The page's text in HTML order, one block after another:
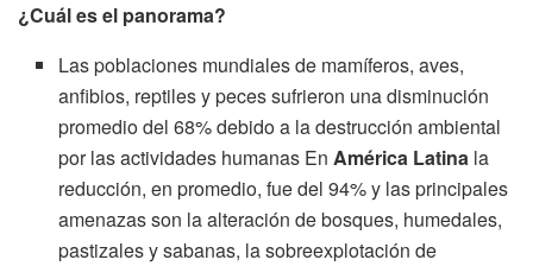
¿Cuál es el panorama?
Las poblaciones mundiales de mamíferos, aves,
anfibios, reptiles y peces sufrieron una disminución
promedio del 68% debido a la destrucción ambiental
por las actividades humanas EnAmérica Latina la
reducción, en promedio, fue del 94% y las principales
amenazas son la alteración de bosques, humedales,
pastizales y sabanas, la sobreexplotación de